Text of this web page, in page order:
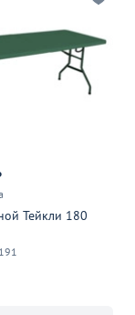
Тейкли 180
191